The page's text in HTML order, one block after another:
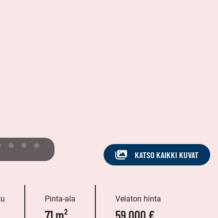
KATSO KAIKKI KUVAT
Pinta-ala
71 m²
Velaton hinta
59 000 €